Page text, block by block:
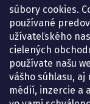
súbory cookies.
používané
užívateľského
cielených
používate našu
vášho súhlasu,
médií, inzercie a
Streda:
07.30 –
Štvrtok:
07.30 –
Piatok:
07.30 –
KONTAKT
eshop@
+421 948 203